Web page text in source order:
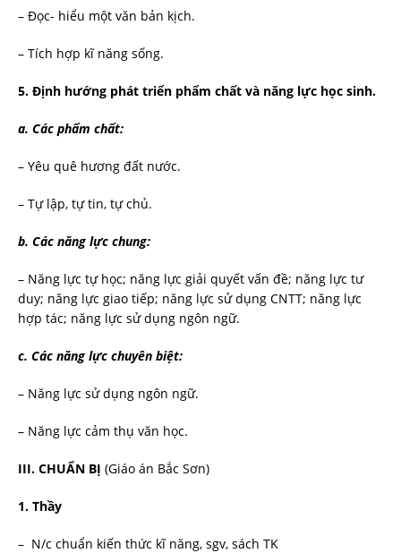
– Đọc- hiểu một văn bản kịch.
– Tích hợp kĩ năng sống.
5. Định hướng phát triển phẩm chất và năng lực học sinh.
a. Các phẩm chất:
– Yêu quê hương đất nước.
– Tự lập, tự tin, tự chủ.
b. Các năng lực chung:
– Năng lực tự học; năng lực giải quyết vấn đề; năng lực tư
duy; năng lực giao tiếp; năng lực sử dụng CNTT; năng lực
hợp tác; năng lực sử dụng ngôn ngữ.
c. Các năng lực chuyên biệt:
– Năng lực sử dụng ngôn ngữ.
– Năng lực cảm thụ văn học.
III. CHUẨN BỊ (Giáo án Bắc Sơn)
1. Thầy
– N/c chuẩn kiến thức kĩ năng, sgv, sách TK